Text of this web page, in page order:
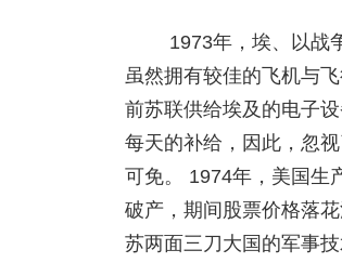
1973年，埃、以战争
虽然拥有较佳的飞机与
前苏联供给埃及的电子
每天的补给，因此，忽
可免。 1974年，美国生
破产，期间股票价格落
苏两面三刀大国的军事